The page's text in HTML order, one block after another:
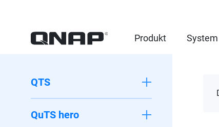
Produkt
QTS
QuTS hero